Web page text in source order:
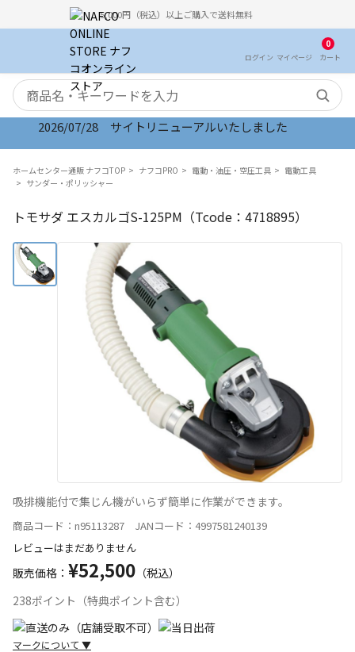
5,000円（税込）以上ご購入で送料無料
ログイン マイ ページ
0
カート
検索キーワード
2026/07/28 サイトリニューアルいたしました
ホームセンター通販 ナフコTOP ナフコPRO 電動・油圧・空圧工具
電動工具
サンダー・ポリッシャー
トモサダ エスカルゴS-125PM（Tcode：4718895）
吸排機能付で集じん機がいらず簡単に作業ができます。
商品コード：n95113287 JANコード：4997581240139
レビューはまだありません
販売価格： ¥52,500 （税込）
238ポイント（特典ポイント含む）
マークについて ▼